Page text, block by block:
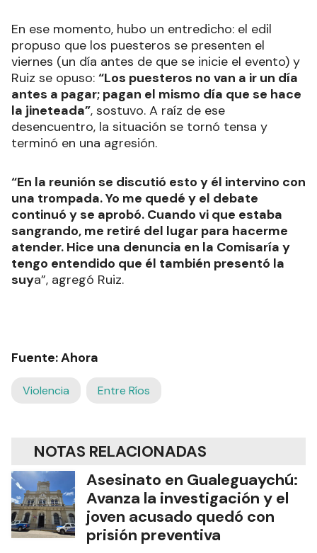
En ese momento, hubo un entredicho: el edil
propuso que los puesteros se presenten el
viernes (un día antes de que se inicie el evento) y
Ruiz se opuso: “Los puesteros no van a ir un día
antes a pagar; pagan el mismo día que se hace
la jineteada”, sostuvo. A raíz de ese
desencuentro, la situación se tornó tensa y
terminó en una agresión.
“En la reunión se discutió esto y él intervino con
una trompada. Yo me quedé y el debate
continuó y se aprobó. Cuando vi que estaba
sangrando, me retiré del lugar para hacerme
atender. Hice una denuncia en la Comisaría y
tengo entendido que él también presentó la
suya”, agregó Ruiz.
Fuente: Ahora
Violencia Entre Ríos
NOTAS RELACIONADAS
Asesinato en Gualeguaychú:
Avanza la investigación y el
joven acusado quedó con
prisión preventiva